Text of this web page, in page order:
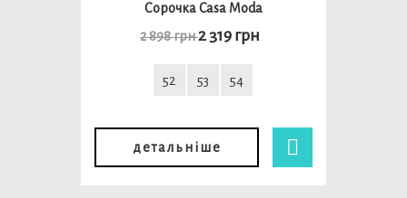
Сорочка Casa Moda
2 898 грн2 319 грн
52 53 54
детальніше